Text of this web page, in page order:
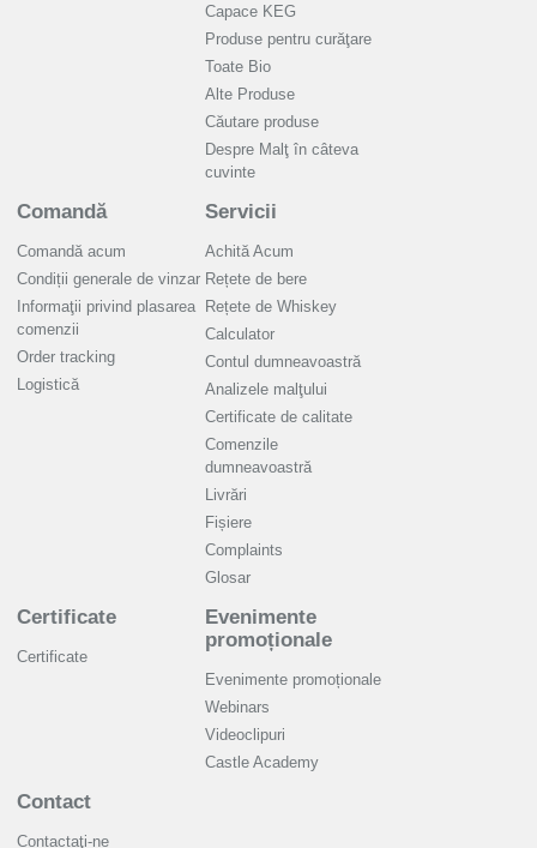
Capace KEG
Produse pentru curăţare
Toate Bio
Alte Produse
Căutare produse
Despre Malţ în câteva
cuvinte
Comandă
Comandă acum
Condiții generale de vinzar
Informaţii privind plasarea
comenzii
Order tracking
Logistică
Servicii
Achită Acum
Rețete de bere
Rețete de Whiskey
Calculator
Contul dumneavoastră
Analizele malţului
Certificate de calitate
Comenzile
dumneavoastră
Livrări
Fișiere
Complaints
Glosar
Certificate
Certificate
Evenimente
promoționale
Evenimente promoționale
Webinars
Videoclipuri
Castle Academy
Contact
Contactaţi-ne